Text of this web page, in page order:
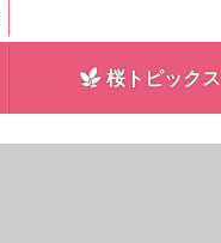
桜トピックス